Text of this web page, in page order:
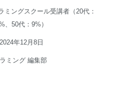
ングスクール受講者（20代：
、50代：9%）
年12月8日
ミング 編集部